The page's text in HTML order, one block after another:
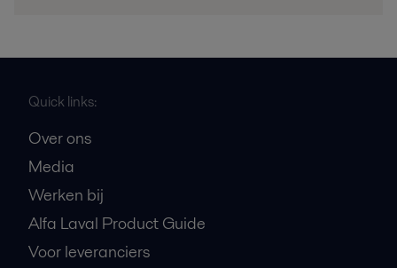
Quick links:
Over ons
Media
Werken bij
Alfa Laval Product Guide
Voor leveranciers